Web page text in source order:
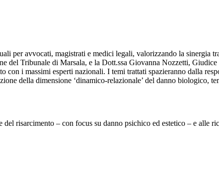
per avvocati, magistrati e medici legali, valorizzando la sinergia
del Tribunale di Marsala, e la Dott.ssa Giovanna Nozzetti,
i massimi esperti nazionali. I temi trattati spazieranno dalla
della dimensione ‘dinamico-relazionale’ del danno biologico,
del risarcimento – con focus su danno psichico ed estetico – e alle